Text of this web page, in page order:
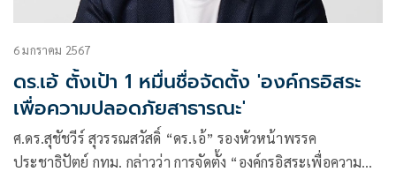
6 มกราคม 2567
ดร.เอ้ ตั้งเป้า 1 หมื่นชื่อจัดตั้ง 'องค์กรอิสระ
เพื่อความปลอดภัยสาธารณะ'
ศ.ดร.สุชัชวีร์ สุวรรณสวัสดิ์ “ดร.เอ้” รองหัวหน้าพรรค
ประชาธิปัตย์ กทม. กล่าวว่า การจัดตั้ง “องค์กรอิสระเพื่อความ